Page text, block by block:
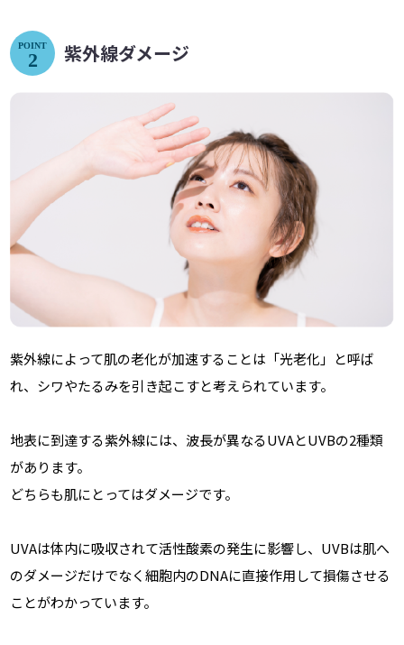
POINT
2 紫外線ダメージ
紫外線によって肌の老化が加速することは「光老化」と呼ば
れ、シワやたるみを引き起こすと考えられています。
地表に到達する紫外線には、波長が異なるUVAとUVBの2種類
があります。
どちらも肌にとってはダメージです。
UVAは体内に吸収されて活性酸素の発生に影響し、UVBは肌へ
のダメージだけでなく細胞内のDNAに直接作用して損傷させる
ことがわかっています。